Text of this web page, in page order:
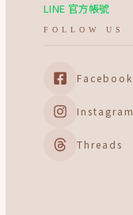
LINE 官方帳號
FOLLOW US
Facebook
Instagram
Threads